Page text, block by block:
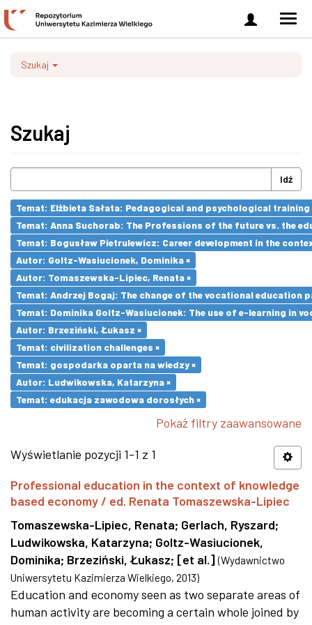
Zaloguj
się
Szukaj
Szukaj
Idź
Temat: Elżbieta Sałata: Pedagogical and psychological
Temat: Anna Suchorab: The Professions of the future vs. the
Temat: Bogusław Pietrulewicz: Career development in the
Autor: Goltz-Wasiucionek, Dominika ×
Autor: Tomaszewska-Lipiec, Renata ×
Temat: Andrzej Bogaj: The change of the vocational education
Temat: Dominika Goltz-Wasiucionek: The use of e-learning in
Autor: Brzeziński, Łukasz ×
Temat: civilization challenges ×
Temat: gospodarka oparta na wiedzy ×
Autor: Ludwikowska, Katarzyna ×
Temat: edukacja zawodowa dorosłych ×
Pokaż filtry zaawansowane
Wyświetlanie pozycji 1-1 z 1
Professional education in the context of knowledge
based economy / ed. Renata Tomaszewska-Lipiec
Tomaszewska-Lipiec, Renata; Gerlach, Ryszard;
Ludwikowska, Katarzyna; Goltz-Wasiucionek,
Dominika; Brzeziński, Łukasz; [et al.] (Wydawnictwo
Uniwersytetu Kazimierza Wielkiego, 2013)
Education and economy seen as two separate areas of
human activity are becoming a certain whole joined by